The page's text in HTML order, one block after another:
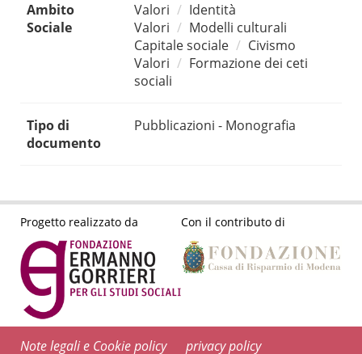
Ambito
Sociale
Valori
Identità
Valori
Modelli culturali
Capitale sociale
Civismo
Valori
Formazione dei ceti
sociali
Tipo di
documento
Pubblicazioni - Monografia
Progetto realizzato da Con il contributo di
Note legali e Cookie policy privacy policy